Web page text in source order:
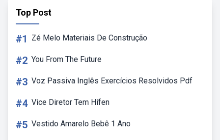
Top Post
#1 Zé Melo Materiais De Construção
#2 You From The Future
#3 Voz Passiva Inglês Exercícios Resolvidos Pdf
#4 Vice Diretor Tem Hífen
#5 Vestido Amarelo Bebê 1 Ano